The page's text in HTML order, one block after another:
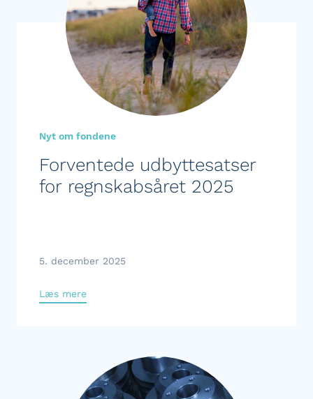
Nyt om fondene
Forventede udbyttesatser
for regnskabsåret 2025
5. december 2025
Læs mere